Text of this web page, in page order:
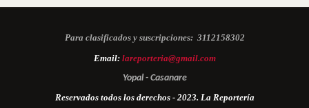
Para clasificados y suscripciones: 3112158302
Email: lareporteria@gmail.com
Yopal - Casanare
Reservados todos los derechos - 2023. La Reportería